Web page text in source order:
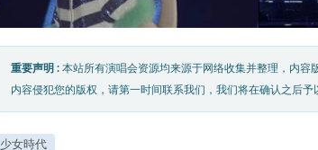
重要声明 : 本站所有演唱会资源均来源于网络收集并整理，内容
内容侵犯您的版权，请第一时间联系我们，我们将在确认之后予
少女時代